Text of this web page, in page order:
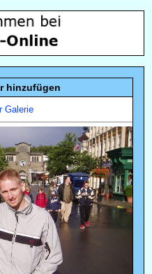
hinzufügen
Galerie